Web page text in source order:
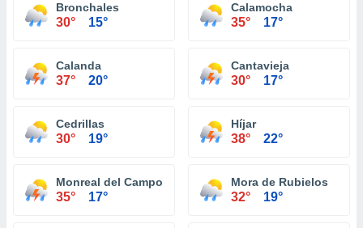
Bronchales
30° 15°
Calamocha
35° 17°
Calanda
37° 20°
Cantavieja
30° 17°
Cedrillas
30° 19°
Híjar
38° 22°
Monreal del Campo
35° 17°
Mora de Rubielos
32° 19°